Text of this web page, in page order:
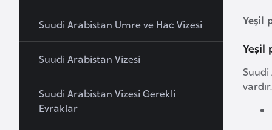
Yeşil
Yeşil
Suudi Arabistan Umre ve Hac Vizesi
Suudi Arabistan Vizesi
Suudi Arabistan Vizesi Gerekli
Evraklar
c
a
n
B
a
h
r